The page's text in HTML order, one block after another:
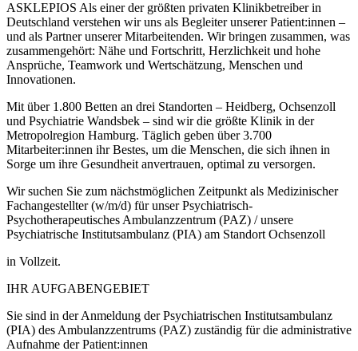
ASKLEPIOS Als einer der größten privaten Klinikbetreiber in
Deutschland verstehen wir uns als Begleiter unserer Patient:innen –
und als Partner unserer Mitarbeitenden. Wir bringen zusammen, was
zusammengehört: Nähe und Fortschritt, Herzlichkeit und hohe
Ansprüche, Teamwork und Wertschätzung, Menschen und
Innovationen.
Mit über 1.800 Betten an drei Standorten – Heidberg, Ochsenzoll
und Psychiatrie Wandsbek – sind wir die größte Klinik in der
Metropolregion Hamburg. Täglich geben über 3.700
Mitarbeiter:innen ihr Bestes, um die Menschen, die sich ihnen in
Sorge um ihre Gesundheit anvertrauen, optimal zu versorgen.
Wir suchen Sie zum nächstmöglichen Zeitpunkt als Medizinischer
Fachangestellter (w/m/d) für unser Psychiatrisch-
Psychotherapeutisches Ambulanzzentrum (PAZ) / unsere
Psychiatrische Institutsambulanz (PIA) am Standort Ochsenzoll
in Vollzeit.
IHR AUFGABENGEBIET
Sie sind in der Anmeldung der Psychiatrischen Institutsambulanz
(PIA) des Ambulanzzentrums (PAZ) zuständig für die administrative
Aufnahme der Patient:innen